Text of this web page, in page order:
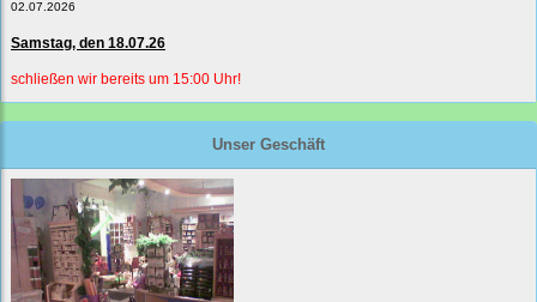
02.07.2026
Samstag, den 18.07.26
schließen wir bereits um 15:00 Uhr!
Unser Geschäft